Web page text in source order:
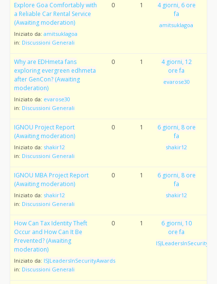
Explore Goa Comfortably with
a Reliable Car Rental Service
(Awaiting moderation)
Iniziato da: amitsuklagoa
in: Discussioni Generali
0 1
4 giorni, 6 ore
fa
amitsuklagoa
Why are EDHmeta fans
exploring evergreen edhmeta
after GenCon? (Awaiting
moderation)
Iniziato da: evarose30
in: Discussioni Generali
0 1
4 giorni, 12
ore fa
evarose30
IGNOU Project Report
(Awaiting moderation)
Iniziato da: shakir12
in: Discussioni Generali
0 1
6 giorni, 8 ore
fa
shakir12
IGNOU MBA Project Report
(Awaiting moderation)
Iniziato da: shakir12
in: Discussioni Generali
0 1
6 giorni, 8 ore
fa
shakir12
How Can Tax Identity Theft
Occur and How Can It Be
Prevented? (Awaiting
moderation)
Iniziato da: ISJLeadersInSecurityAwards
in: Discussioni Generali
0 1
6 giorni, 10
ore fa